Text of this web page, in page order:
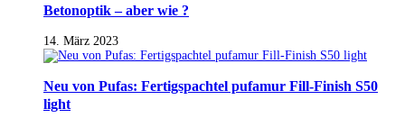
Betonoptik – aber wie ?
14. März 2023
Neu von Pufas: Fertigspachtel pufamur Fill-Finish S50
light